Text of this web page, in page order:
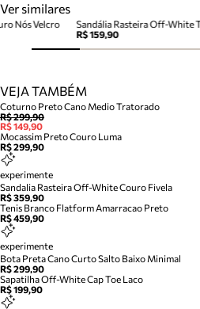
Ver similares
Sandália Rasteira Off-White
R$ 159,90
Nós Velcro
VEJA TAMBÉM
Coturno Preto Cano Medio Tratorado
R$ 299,90
R$ 149,90
Mocassim Preto Couro Luma
R$ 299,90
experimente
Sandalia Rasteira Off-White Couro Fivela
R$ 359,90
Tenis Branco Flatform Amarracao Preto
R$ 459,90
experimente
Bota Preta Cano Curto Salto Baixo Minimal
R$ 299,90
Sapatilha Off-White Cap Toe Laco
R$ 199,90